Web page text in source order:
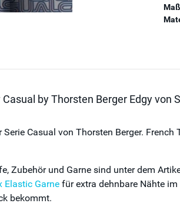
by Thorsten Berger Edgy von
Casual von Thorsten Berger.
Zubehör und Garne sind unter dem
Elastic Garne für extra dehnbare Nähte
bekommt.